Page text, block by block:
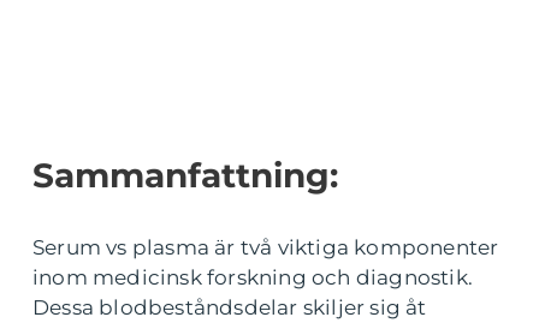
Sammanfattning:
Serum vs plasma är två viktiga komponenter
inom medicinsk forskning och diagnostik.
Dessa blodbeståndsdelar skiljer sig åt